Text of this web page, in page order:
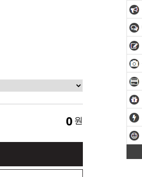
0 원